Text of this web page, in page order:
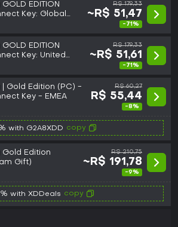
GOLD EDITION
Key: Global
R$ 179,33
~R$ 51,47
-71%
GOLD EDITION
Key: United
R$ 179,33
~R$ 51,61
-71%
| Gold Edition (PC) -
Key - EMEA
R$ 60,27
R$ 55,44
-8%
with G2A8XDD copy
Gold Edition
Gift)
R$ 210,75
~R$ 191,78
-9%
with XDDeals copy